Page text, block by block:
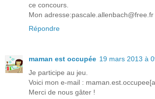
ce concours.
Mon adresse:pascale.allenbach@free.fr
Répondre
maman est occupée 19 mars 2013 à
Je participe au jeu.
Voici mon e-mail :
Merci de nous gâter !